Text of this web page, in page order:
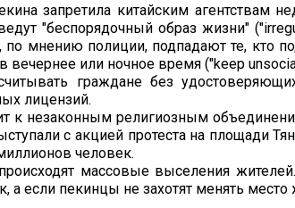
запретила китайским агентствам
"беспорядочный образ жизни"
мнению полиции, подпадают те, кто
вечернее или ночное время ("keep
граждане без
лицензий.
к незаконным религиозным
с акцией протеста на площади
человек.
массовые выселения
если пекинцы не захотят менять место